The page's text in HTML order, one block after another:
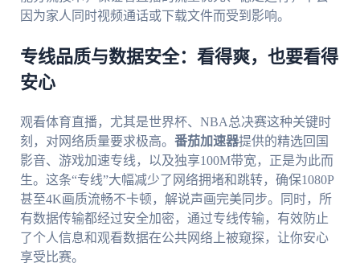
因为家人同时视频通话或下载文件而受到影响。
专线品质与数据安全：看得爽，也要看得
安心
观看体育直播，尤其是世界杯、NBA总决赛这种关键时
刻，对网络质量要求极高。 番茄加速器提供的精选回国
影音、游戏加速专线，以及独享100M带宽，正是为此而
生。这条“专线”大幅减少了网络拥堵和跳转，确保1080P
甚至4K画质流畅不卡顿，解说声画完美同步。同时，所
有数据传输都经过安全加密，通过专线传输，有效防止
了个人信息和观看数据在公共网络上被窥探，让你安心
享受比赛。